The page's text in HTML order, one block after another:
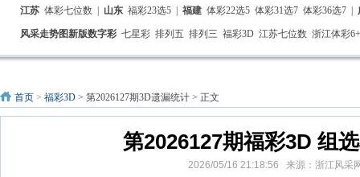
江苏 体彩七位数 山东 福彩23选5 福建 体彩22选5 体彩31选7 体彩36选7
风采走势图新版数字彩 七星彩 排列五 排列三 福彩3D 江苏七位数 浙江体彩
首页 > 福彩3D > 第2026127期3D遗漏统计 > 正文
第2026127期福彩3D 组
2026/05/16 21:18:56 来源：浙江风采